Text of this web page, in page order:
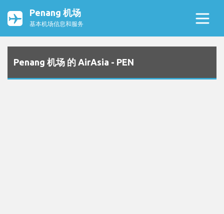
Penang 机场
基本机场信息和服务
Penang 机场 的 AirAsia - PEN